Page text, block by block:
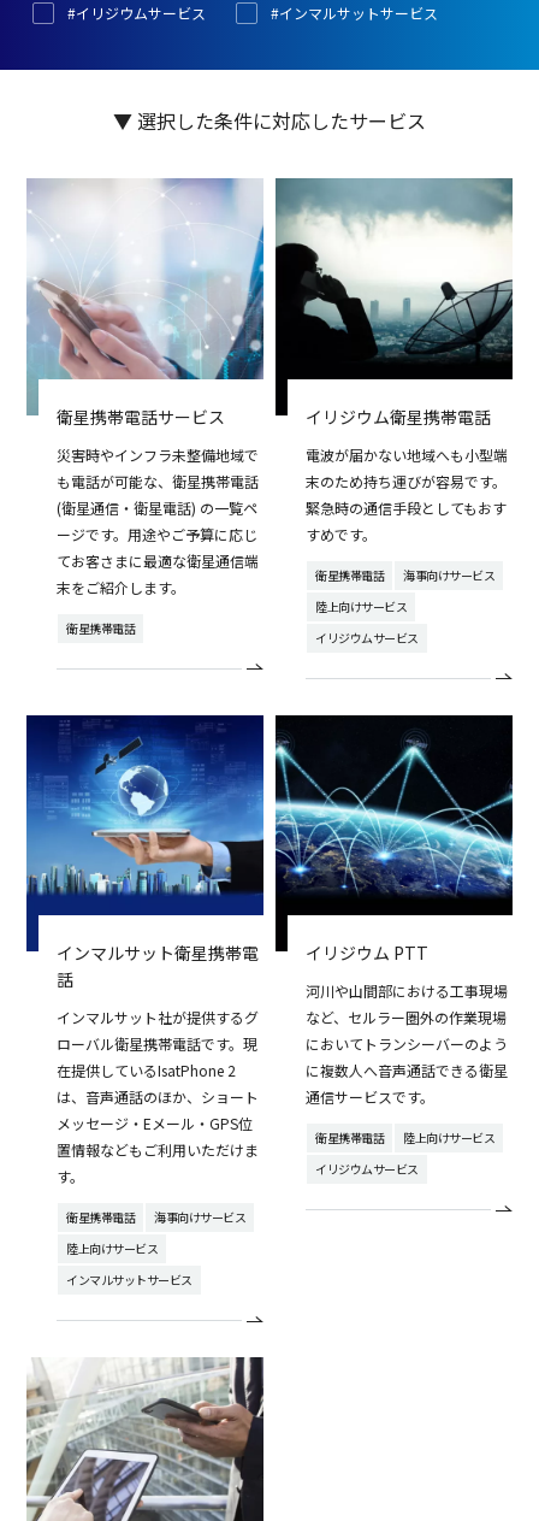
#イリジウムサービス #インマルサットサービス
▼ 選択した条件に対応したサービス
衛星携帯電話サービス
災害時やインフラ未整備地域で
も電話が可能な、衛星携帯電話
(衛星通信・衛星電話) の一覧ペ
ージです。用途やご予算に応じ
てお客さまに最適な衛星通信端
末をご紹介します。
衛星携帯電話
イリジウム衛星携帯電話
電波が届かない地域へも小型端
末のため持ち運びが容易です。
緊急時の通信手段としてもおす
すめです。
衛星携帯電話
海事向けサービス
陸上向けサービス
イリジウムサービス
インマルサット衛星携帯電
話
インマルサット社が提供するグ
ローバル衛星携帯電話です。現
在提供しているIsatPhone 2
は、音声通話のほか、ショート
メッセージ・Eメール・GPS位
置情報などもご利用いただけま
す。
衛星携帯電話
海事向けサービス
陸上向けサービス
インマルサットサービス
イリジウム PTT
河川や山間部における工事現場
など、セルラー圏外の作業現場
においてトランシーバーのよう
に複数人へ音声通話できる衛星
通信サービスです。
衛星携帯電話
陸上向けサービス
イリジウムサービス